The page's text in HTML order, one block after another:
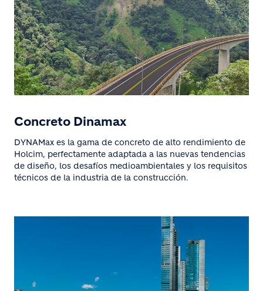
Concreto Dinamax
DYNAMax es la gama de concreto de alto rendimiento de
Holcim, perfectamente adaptada a las nuevas tendencias
de diseño, los desafíos medioambientales y los requisitos
técnicos de la industria de la construcción.